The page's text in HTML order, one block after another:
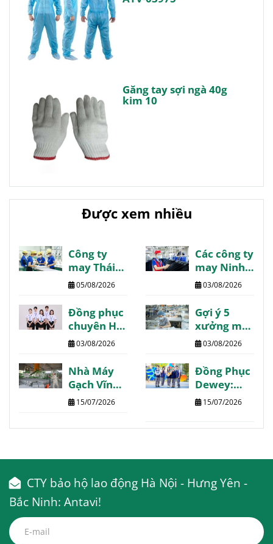
Găng tay sợi ngà 40g
kim 10
Được xem nhiều
Công ty
may Thái
Bình danh
review
chất lượng
05/08/2026
Các công ty
may Ninh
Bình giá tốt
review
03/08/2026
Đồng phục
chuyên Hạ
Long may
theo yêu
cầu
03/08/2026
Gợi ý 5
xưởng may
Phú Thọ
giá tốt giao
nhanh
03/08/2026
Nhà Máy
Gạch Vĩnh
Phúc:
chi tiết
15/07/2026
Đồng Phục
Dewey:
Trường
The Dewey
15/07/2026
CTY bảo hộ lao động Hà Nội - Hưng Yên -
Bắc Ninh: Antavi!